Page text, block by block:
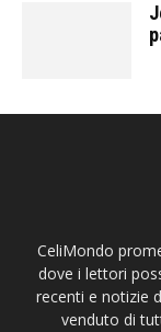
CeliMondo
dove i lettori
recenti e notizie
venduto di